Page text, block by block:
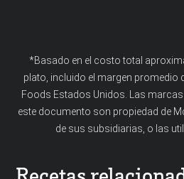
*Basado en el costo total
plato, incluido el margen promedio
Foods Estados Unidos. Las
este documento son propiedad de
de sus subsidiarias, o las